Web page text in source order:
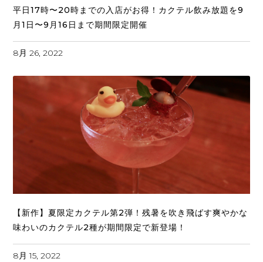
平日17時〜20時までの入店がお得！カクテル飲み放題を9
月1日〜9月16日まで期間限定開催
8月 26, 2022
【新作】夏限定カクテル第2弾！残暑を吹き飛ばす爽やかな
味わいのカクテル2種が期間限定で新登場！
8月 15, 2022